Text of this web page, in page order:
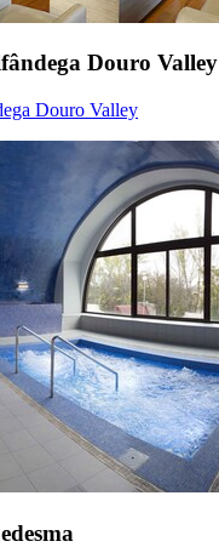
Douro Valley
Douro Valley